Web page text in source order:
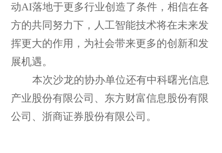
动AI落地于更多行业创造了条件，相信在各
方的共同努力下，人工智能技术将在未来发
挥更大的作用，为社会带来更多的创新和发
展机遇。
本次沙龙的协办单位还有中科曙光信息
产业股份有限公司、东方财富信息股份有限
公司、浙商证券股份有限公司。